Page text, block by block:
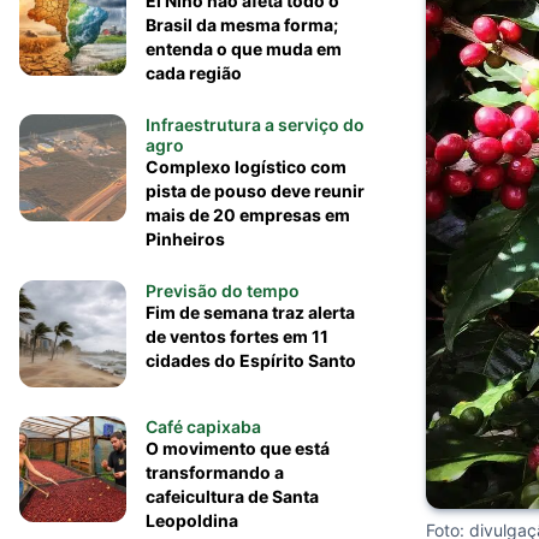
Brasil da mesma forma;
entenda o que muda em
cada região
Infraestrutura a serviço do
agro
Complexo logístico com
pista de pouso deve reunir
mais de 20 empresas em
Pinheiros
Previsão do tempo
Fim de semana traz alerta
de ventos fortes em 11
cidades do Espírito Santo
Café capixaba
O movimento que está
transformando a
cafeicultura de Santa
Leopoldina
Foto: